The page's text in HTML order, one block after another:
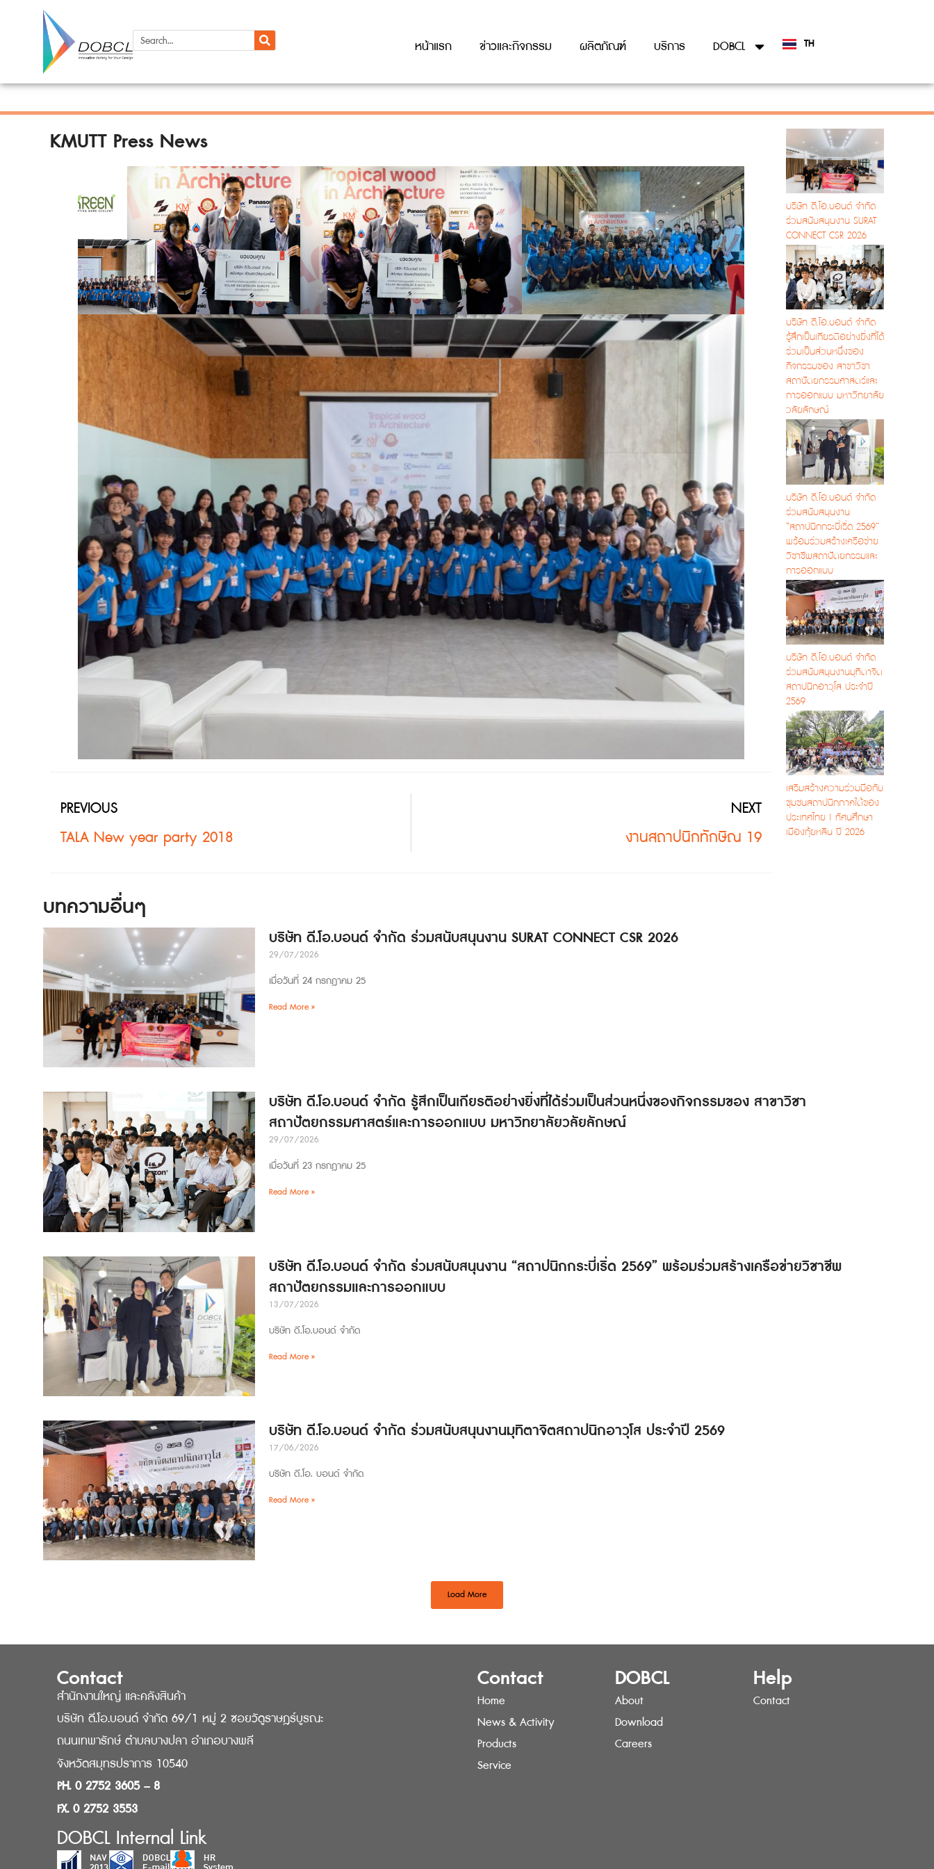
หน้าแรก ข่าวและกิจกรรม ผลิตภัณฑ์ บริการ DOBCL TH
EN
KMUTT Press News
PREVIOUS
TALA New year party 2018
NEXT
งานสถาปนิกทักษิณ 19
บริษัท ดี.โอ.บอนด์ จำกัด
ร่วมสนับสนุนงาน SURAT
CONNECT CSR 2026
บริษัท ดี.โอ.บอนด์ จำกัด
รู้สึกเป็นเกียรติอย่างยิ่งที่ได้
ร่วมเป็นส่วนหนึ่งของ
กิจกรรมของ สาขาวิชา
สถาปัตยกรรมศาสตร์และ
การออกแบบ มหาวิทยาลัย
วลัยลักษณ์
บริษัท ดี.โอ.บอนด์ จำกัด
ร่วมสนับสนุนงาน
“สถาปนิกกระบี่เริ่ด 2569”
พร้อมร่วมสร้างเครือข่าย
วิชาชีพสถาปัตยกรรมและ
การออกแบบ
บริษัท ดี.โอ.บอนด์ จำกัด
ร่วมสนับสนุนงานมุทิตาจิต
สถาปนิกอาวุโส ประจำปี
2569
เสริมสร้างความร่วมมือกับ
ชุมชนสถาปนิกภาคใต้ของ
ประเทศไทย | ทัศนศึกษา
เมืองกุ้ยหลิน ปี 2026
บทความอื่นๆ
บริษัท ดี.โอ.บอนด์ จำกัด ร่วมสนับสนุนงาน SURAT CONNECT CSR 2026
29/07/2026
เมื่อวันที่ 24 กรกฎาคม 25
Read More »
บริษัท ดี.โอ.บอนด์ จำกัด รู้สึกเป็นเกียรติอย่างยิ่งที่ได้ร่วมเป็นส่วนหนึ่งของกิจกรรมของ สาขาวิชา
สถาปัตยกรรมศาสตร์และการออกแบบ มหาวิทยาลัยวลัยลักษณ์
29/07/2026
เมื่อวันที่ 23 กรกฎาคม 25
Read More »
บริษัท ดี.โอ.บอนด์ จำกัด ร่วมสนับสนุนงาน “สถาปนิกกระบี่เริ่ด 2569” พร้อมร่วมสร้างเครือข่ายวิชาชีพ
สถาปัตยกรรมและการออกแบบ
13/07/2026
บริษัท ดี.โอ.บอนด์ จำกัด
Read More »
บริษัท ดี.โอ.บอนด์ จำกัด ร่วมสนับสนุนงานมุทิตาจิตสถาปนิกอาวุโส ประจำปี 2569
17/06/2026
บริษัท ดี.โอ. บอนด์ จำกัด
Read More »
Load More
Contact
สำนักงานใหญ่ และคลังสินค้า
บริษัท ดี.โอ.บอนด์ จำกัด 69/1 หมู่ 2 ซอยวัดูราษฎร์บูรณะ
ถนนเทพารักษ์ ตำบลบางปลา อำเภอบางพลี
จังหวัดสมุทรปราการ 10540
PH. 0 2752 3605 – 8
FX. 0 2752 3553
DOBCL Internal Link
Contact
Home
News & Activity
Products
Service
DOBCL
About
Download
Careers
Help
Contact